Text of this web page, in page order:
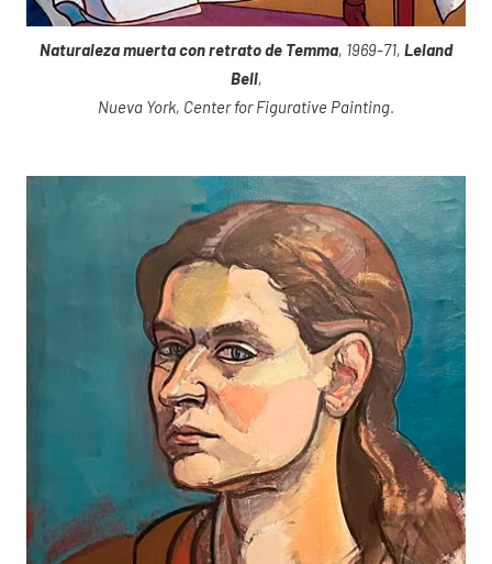
Naturaleza muerta con retrato de Temma, 1969-71, Leland
Bell,
Nueva York, Center for Figurative Painting.